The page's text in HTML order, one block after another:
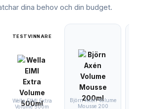
dina behov och din budget.
TESTVINNARE
Wella EIMI Extra
Volume 500m
Björn Axén Volume
Mousse 200